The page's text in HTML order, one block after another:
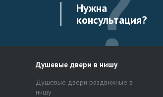
Нужна
консультация?
Душевые двери в нишу
Душевые двери раздвижные в
нишу